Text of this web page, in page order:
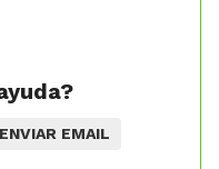
ENVIAR EMAIL